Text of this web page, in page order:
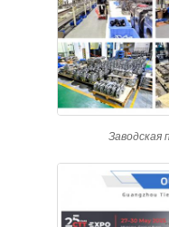
Заводская